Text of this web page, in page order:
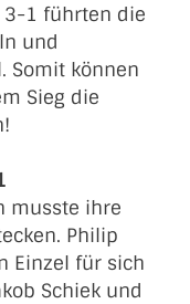
3-1 führten die
und
Somit können
Sieg die
musste ihre
Philip
Einzel für sich
Schiek und